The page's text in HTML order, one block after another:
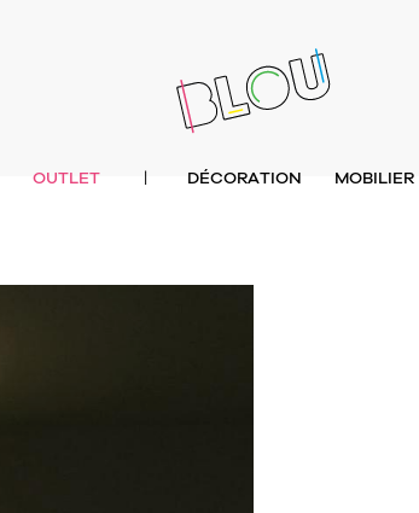
OUTLET | DÉCORATION MOBILIER